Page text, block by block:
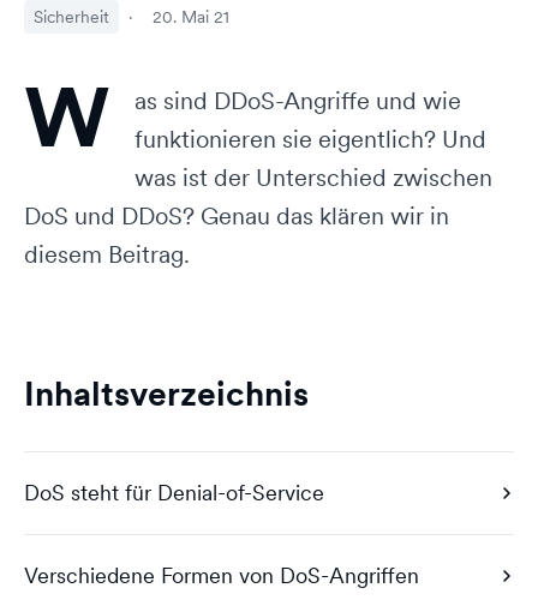
Sicherheit · 20. Mai 21
W
as sind DDoS-Angriffe und wie
funktionieren sie eigentlich? Und
was ist der Unterschied zwischen
DoS und DDoS? Genau das klären wir in
diesem Beitrag.
Inhaltsverzeichnis
DoS steht für Denial-of-Service
Verschiedene Formen von DoS-Angriffen